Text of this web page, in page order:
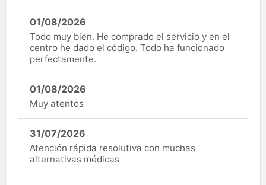
01/08/2026
Todo muy bien. He comprado el servicio y en el
centro he dado el código. Todo ha funcionado
perfectamente.
01/08/2026
Muy atentos
31/07/2026
Atención rápida resolutiva con muchas
alternativas médicas